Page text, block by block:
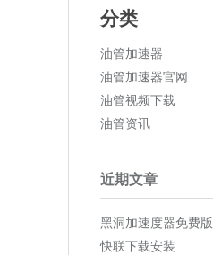
分类
油管加速器
油管加速器官网
油管视频下载
油管资讯
近期文章
黑洞加速度器免费版
快联下载安装